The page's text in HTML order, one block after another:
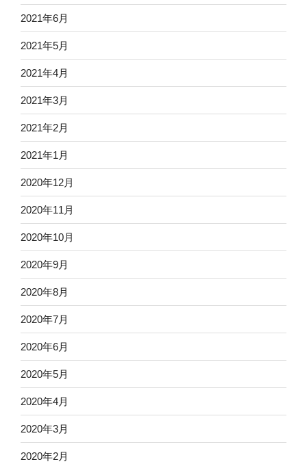
2021年6月
2021年5月
2021年4月
2021年3月
2021年2月
2021年1月
2020年12月
2020年11月
2020年10月
2020年9月
2020年8月
2020年7月
2020年6月
2020年5月
2020年4月
2020年3月
2020年2月